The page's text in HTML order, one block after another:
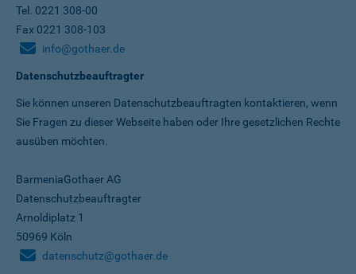
Tel. 0221 308-00
Fax 0221 308-103
info@gothaer.de
Datenschutzbeauftragter
Sie können unseren Datenschutz­beauftragten kontaktieren, wenn
Sie Fragen zu dieser Webseite haben oder Ihre gesetzlichen Rechte
ausüben möchten.
BarmeniaGothaer AG
Datenschutzbeauftragter
Arnoldiplatz 1
50969 Köln
datenschutz@gothaer.de